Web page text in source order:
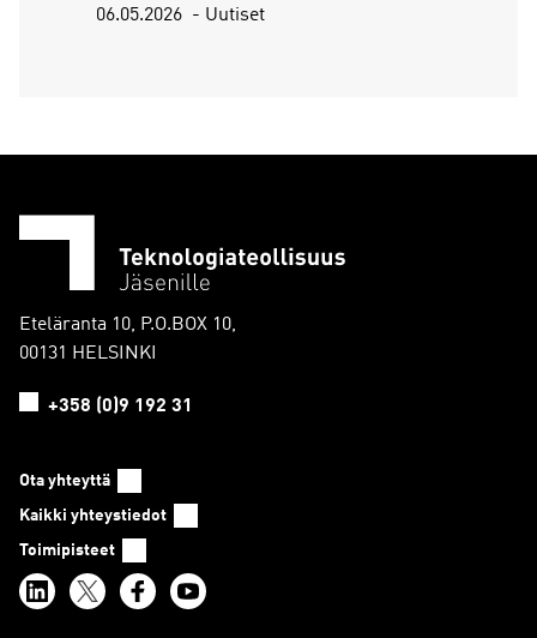
06.05.2026 Uutiset
Eteläranta 10, P.O.BOX 10,
00131 HELSINKI
+358 (0)9 192 31
Ota yhteyttä
Kaikki yhteystiedot
Toimipisteet